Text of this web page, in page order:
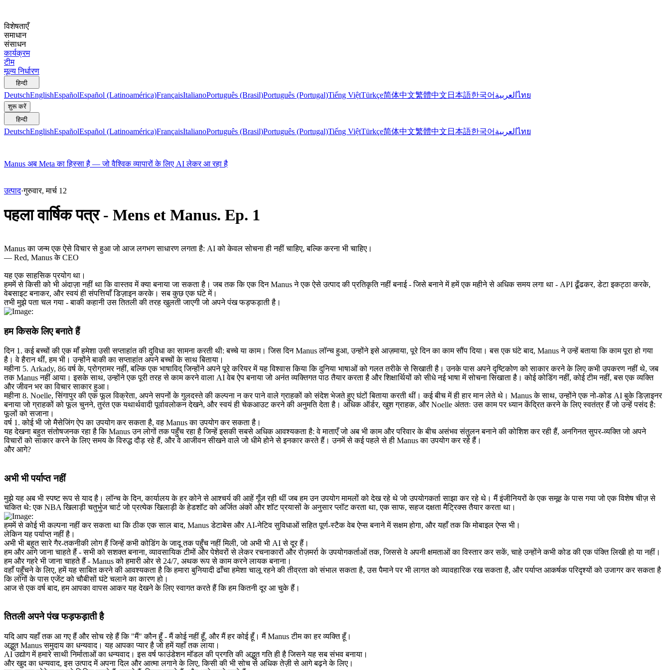
विशेषताएँ
समाधान
संसाधन
कार्यक्रम
टीम
मूल्य निर्धारण
हिन्दी
DeutschEnglishEspañolEspañol (Latinoamérica)FrançaisItalianoPortuguês (Brasil)Português (Portugal)Tiếng ViệtTürkçe简体中文繁體中文 日本語한국어 العربيةไทย
शुरू करें
हिन्दी
DeutschEnglishEspañolEspañol (Latinoamérica)FrançaisItalianoPortuguês (Brasil)Português (Portugal)Tiếng ViệtTürkçe简体中文繁體中文 日本語한국어 العربيةไทย
Manus अब Meta का हिस्सा है — जो वैश्विक व्यापारों के लिए AI लेकर आ रहा है
उत्पाद·गुरुवार, मार्च 12
पहला वार्षिक पत्र - Mens et Manus. Ep. 1
Manus का जन्म एक ऐसे विचार से हुआ जो आज लगभग साधारण लगता है: AI को केवल सोचना ही नहीं चाहिए, बल्कि करना भी चाहिए।
— Red, Manus के CEO
यह एक साहसिक प्रयोग था।
हममें से किसी को भी अंदाज़ा नहीं था कि वास्तव में क्या बनाया जा सकता है। जब तक कि एक दिन Manus ने एक ऐसे उत्पाद की प्रतिकृति नहीं बनाई - जिसे बनाने में हमें एक महीने से अधिक समय लगा था - API ढूँढकर, डेटा इकट्ठा करके,
वेबसाइट बनाकर, और स्वयं ही संपत्तियाँ डिज़ाइन करके। सब कुछ एक घंटे में।
तभी मुझे पता चल गया - बाकी कहानी उस तितली की तरह खुलती जाएगी जो अपने पंख फड़फड़ाती है।
हम किसके लिए बनाते हैं
दिन 1. कई बच्चों की एक माँ हमेशा उसी सप्ताहांत की दुविधा का सामना करती थी: बच्चे या काम। जिस दिन Manus लॉन्च हुआ, उन्होंने इसे आज़माया, पूरे दिन का काम सौंप दिया। बस एक घंटे बाद, Manus ने उन्हें बताया कि काम पूरा हो गया
है। वे हैरान थीं, हम भी। उन्होंने बाकी का सप्ताहांत अपने बच्चों के साथ बिताया।
महीना 5. Arkady, 86 वर्ष के, प्रोग्रामर नहीं, बल्कि एक भाषाविद् जिन्होंने अपने पूरे करियर में यह विश्वास किया कि दुनिया भाषाओं को गलत तरीके से सिखाती है। उनके पास अपने दृष्टिकोण को साकार करने के लिए कभी उपकरण नहीं थे, जब
तक Manus नहीं आया। इसके साथ, उन्होंने एक पूरी तरह से काम करने वाला AI वेब ऐप बनाया जो अनंत व्यक्तिगत पाठ तैयार करता है और शिक्षार्थियों को सीधे नई भाषा में सोचना सिखाता है। कोई कोडिंग नहीं, कोई टीम नहीं, बस एक व्यक्ति
और जीवन भर का विचार साकार हुआ।
महीना 8. Noelle, सिंगापुर की एक फूल विक्रेता, अपने सपनों के गुलदस्ते की कल्पना न कर पाने वाले ग्राहकों को संदेश भेजते हुए घंटों बिताया करती थीं। कई बीच में ही हार मान लेते थे। Manus के साथ, उन्होंने एक नो-कोड AI बुके डिज़ाइनर
बनाया जो ग्राहकों को फूल चुनने, तुरंत एक यथार्थवादी पूर्वावलोकन देखने, और स्वयं ही चेकआउट करने की अनुमति देता है। अधिक ऑर्डर, खुश ग्राहक, और Noelle अंततः उस काम पर ध्यान केंद्रित करने के लिए स्वतंत्र हैं जो उन्हें पसंद है:
फूलों को सजाना।
वर्ष 1. कोई भी जो मैसेजिंग ऐप का उपयोग कर सकता है, वह Manus का उपयोग कर सकता है।
यह देखना बहुत संतोषजनक रहा है कि Manus उन लोगों तक पहुँच रहा है जिन्हें इसकी सबसे अधिक आवश्यकता है: वे माताएँ जो अब भी काम और परिवार के बीच असंभव संतुलन बनाने की कोशिश कर रही हैं, अनगिनत सुपर-व्यक्ति जो अपने
विचारों को साकार करने के लिए समय के विरुद्ध दौड़ रहे हैं, और वे आजीवन सीखने वाले जो धीमे होने से इनकार करते हैं। उनमें से कई पहले से ही Manus का उपयोग कर रहे हैं।
और आगे?
अभी भी पर्याप्त नहीं
मुझे यह अब भी स्पष्ट रूप से याद है। लॉन्च के दिन, कार्यालय के हर कोने से आश्चर्य की आहें गूँज रही थीं जब हम उन उपयोग मामलों को देख रहे थे जो उपयोगकर्ता साझा कर रहे थे। मैं इंजीनियरों के एक समूह के पास गया जो एक विशेष चीज़ से
चकित थे: एक NBA खिलाड़ी चतुर्भुज चार्ट जो प्रत्येक खिलाड़ी के हेडशॉट को अर्जित अंकों और शॉट प्रयासों के अनुसार प्लॉट करता था, एक साफ, सहज दक्षता मैट्रिक्स तैयार करता था।
हममें से कोई भी कल्पना नहीं कर सकता था कि ठीक एक साल बाद, Manus डेटाबेस और AI-नेटिव सुविधाओं सहित पूर्ण-स्टैक वेब ऐप्स बनाने में सक्षम होगा, और यहाँ तक कि मोबाइल ऐप्स भी।
लेकिन यह पर्याप्त नहीं है।
अभी भी बहुत सारे गैर-तकनीकी लोग हैं जिन्हें कभी कोडिंग के जादू तक पहुँच नहीं मिली, जो अभी भी AI से दूर हैं।
हम और आगे जाना चाहते हैं - सभी को सशक्त बनाना, व्यावसायिक टीमों और पेशेवरों से लेकर रचनाकारों और रोज़मर्रा के उपयोगकर्ताओं तक, जिससे वे अपनी क्षमताओं का विस्तार कर सकें, चाहे उन्होंने कभी कोड की एक पंक्ति लिखी हो या नहीं।
हम और गहरे भी जाना चाहते हैं - Manus को हमारी ओर से 24/7, अथक रूप से काम करने लायक बनाना।
वहाँ पहुँचने के लिए, हमें यह साबित करने की आवश्यकता है कि हमारा बुनियादी ढाँचा हमेशा चालू रहने की तीव्रता को संभाल सकता है, उस पैमाने पर भी लागत को व्यावहारिक रख सकता है, और पर्याप्त आकर्षक परिदृश्यों को उजागर कर सकता है
कि लोगों के पास एजेंट को चौबीसों घंटे चलाने का कारण हो।
आज से एक वर्ष बाद, हम आपका वापस आकर यह देखने के लिए स्वागत करते हैं कि हम कितनी दूर आ चुके हैं।
तितली अपने पंख फड़फड़ाती है
यदि आप यहाँ तक आ गए हैं और सोच रहे हैं कि "मैं" कौन हूँ - मैं कोई नहीं हूँ, और मैं हर कोई हूँ। मैं Manus टीम का हर व्यक्ति हूँ।
अद्भुत Manus समुदाय का धन्यवाद। यह आपका प्यार है जो हमें यहाँ तक लाया।
AI उद्योग में हमारे साथी निर्माताओं का धन्यवाद। इस वर्ष फाउंडेशन मॉडल की प्रगति की अद्भुत गति ही है जिसने यह सब संभव बनाया।
और खुद का धन्यवाद, इस उत्पाद में अपना दिल और आत्मा लगाने के लिए, किसी की भी सोच से अधिक तेज़ी से आगे बढ़ने के लिए।